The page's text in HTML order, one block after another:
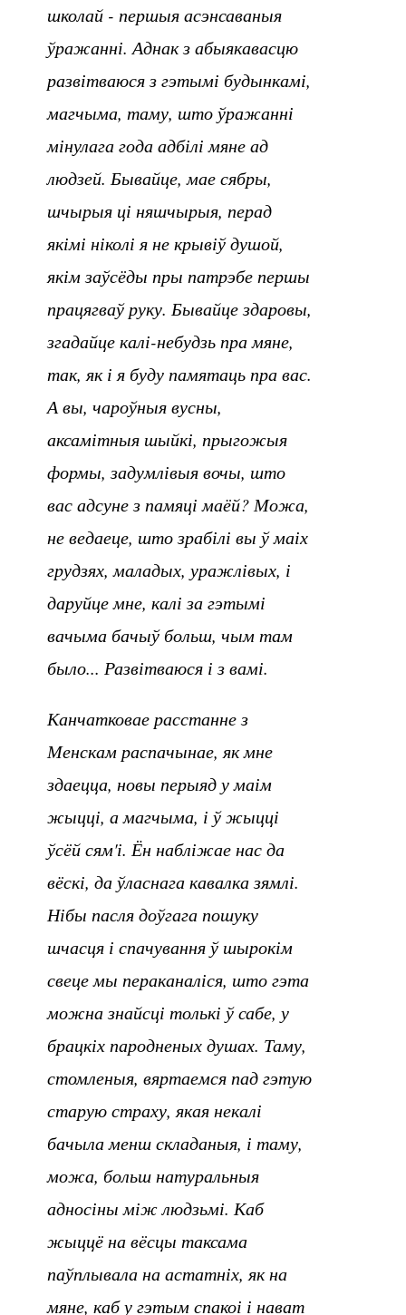
школай - першыя асэнсаваныя
ўражанні. Аднак з абыякавасцю
развітваюся з гэтымі будынкамі,
магчыма, таму, што ўражанні
мінулага года адбілі мяне ад
людзей. Бывайце, мае сябры,
шчырыя ці няшчырыя, перад
якімі ніколі я не крывіў душой,
якім заўсёды пры патрэбе першы
працягваў руку. Бывайце здаровы,
згадайце калі-небудзь пра мяне,
так, як і я буду памятаць пра вас.
А вы, чароўныя вусны,
аксамітныя шыйкі, прыгожыя
формы, задумлівыя вочы, што
вас адсуне з памяці маёй? Можа,
не ведаеце, што зрабілі вы ў маіх
грудзях, маладых, уражлівых, і
даруйце мне, калі за гэтымі
вачыма бачыў больш, чым там
было... Развітваюся і з вамі.
Канчатковае расстанне з
Менскам распачынае, як мне
здаецца, новы перыяд у маім
жыцці, а магчыма, і ў жыцці
ўсёй сям'і. Ён набліжае нас да
вёскі, да ўласнага кавалка зямлі.
Нібы пасля доўгага пошуку
шчасця і спачування ў шырокім
свеце мы пераканаліся, што гэта
можна знайсці толькі ў сабе, у
брацкіх пародненых душах. Таму,
стомленыя, вяртаемся пад гэтую
старую страху, якая некалі
бачыла менш складаныя, і таму,
можа, больш натуральныя
адносіны між людзьмі. Каб
жыццё на вёсцы таксама
паўплывала на астатніх, як на
мяне, каб у гэтым спакоі і нават